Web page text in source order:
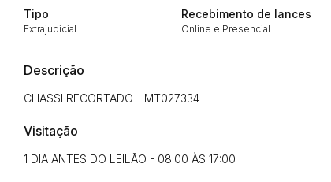
Tipo
Extrajudicial
Recebimento de lances
Online e Presencial
Descrição
CHASSI RECORTADO - MT027334
Visitação
1 DIA ANTES DO LEILÃO - 08:00 ÀS 17:00